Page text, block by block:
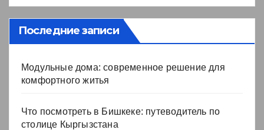
Последние записи
Модульные дома: современное решение для
комфортного житья
Что посмотреть в Бишкеке: путеводитель по
столице Кыргызстана